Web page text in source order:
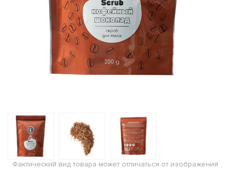
Фактический вид товара может отличаться от изображения